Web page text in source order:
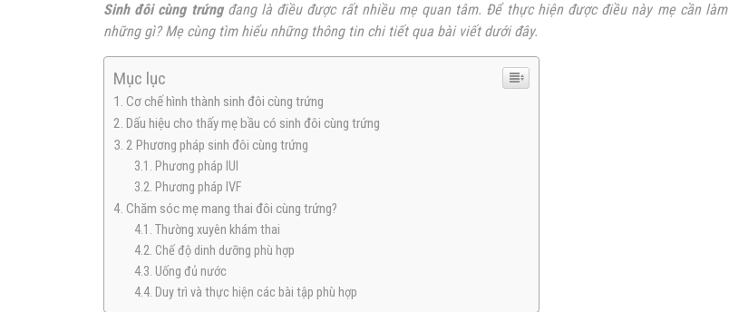
Sinh đôi cùng trứngđang là điều được rất nhiều mẹ quan tâm. Để thực hiện được điều này mẹ cần làm
những gì? Mẹ cùng tìm hiểu những thông tin chi tiết qua bài viết dưới đây.
Mục lục
1. Cơ chế hình thành sinh đôi cùng trứng
2. Dấu hiệu cho thấy mẹ bầu có sinh đôi cùng trứng
3. 2 Phương pháp sinh đôi cùng trứng
3.1. Phương pháp IUI
3.2. Phương pháp IVF
4. Chăm sóc mẹ mang thai đôi cùng trứng?
4.1. Thường xuyên khám thai
4.2. Chế độ dinh dưỡng phù hợp
4.3. Uống đủ nước
4.4. Duy trì và thực hiện các bài tập phù hợp